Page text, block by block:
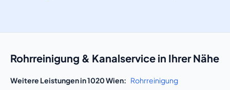
Rohrreinigung & Kanalservice in Ihrer Nähe
Weitere Leistungen in 1020 Wien: Rohrreinigung